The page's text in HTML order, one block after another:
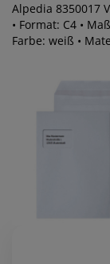
Alpedia 8350017
• Format: C4 •
Farbe: weiß •